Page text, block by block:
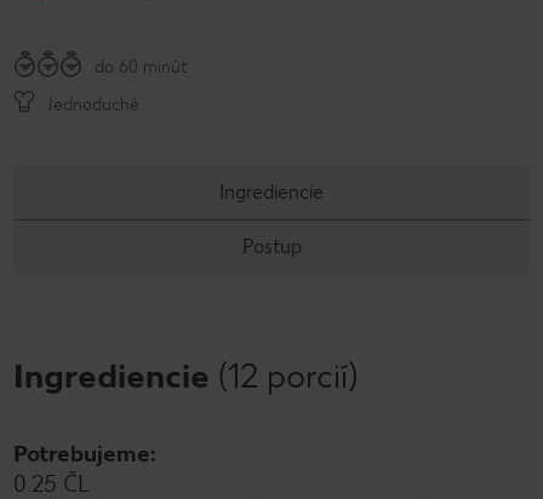
do 60 minút
Jednoduché
Ingrediencie
Postup
Ingrediencie (12 porcií)
Potrebujeme:
0.25 ČL